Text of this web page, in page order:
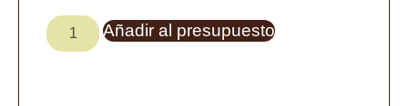
Añadir al presupuesto